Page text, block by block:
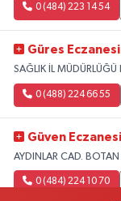
0 (484) 223 14 54
Güres Eczanesi
SAĞLIK İL MÜDÜRLÜĞÜ
0 (488) 224 66 55
Güven Eczanesi
AYDINLAR CAD. BOTAN
0 (484) 224 10 70